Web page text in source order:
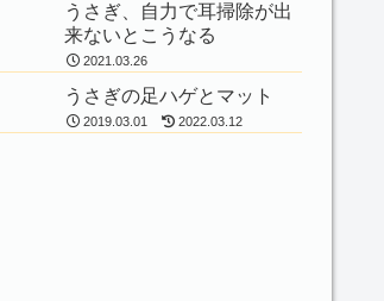
うさぎ、自力で耳掃除が出
来ないとこうなる
2021.03.26
うさぎの足ハゲとマット
2019.03.01 2022.03.12